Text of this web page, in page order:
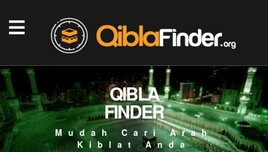
QIBLA
FINDER
Mudah Cari Arah
Kiblat Anda